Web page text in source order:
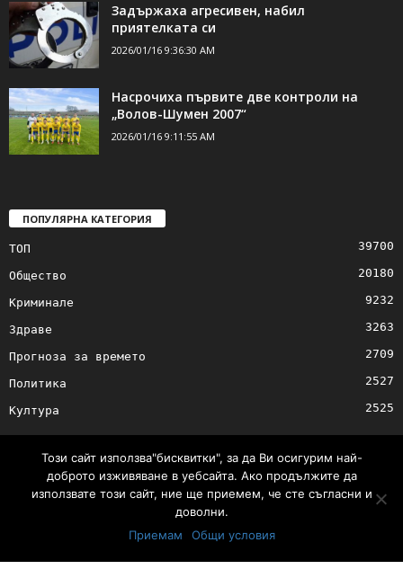
Задържаха агресивен, набил
приятелката си
2026/01/16 9:36:30 AM
Насрочиха първите две контроли на
„Волов-Шумен 2007“
2026/01/16 9:11:55 AM
ПОПУЛЯРНА КАТЕГОРИЯ
ТОП 39700
Общество 20180
Криминале 9232
Здраве 3263
Прогноза за времето 2709
Политика 2527
Култура 2525
Контакти
Реклама
CHOCHEV TEAM
Този сайт използва"бисквитки", за да Ви осигурим най-
доброто изживяване в уебсайта. Ако продължите да
използвате този сайт, ние ще приемем, че сте съгласни и
доволни.
Приемам
Общи условия